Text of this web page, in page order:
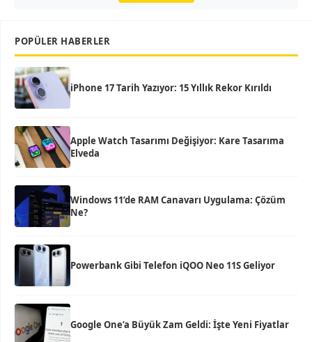
POPÜLER HABERLER
iPhone 17 Tarih Yazıyor: 15 Yıllık Rekor Kırıldı
Apple Watch Tasarımı Değişiyor: Kare Tasarıma
Elveda
Windows 11’de RAM Canavarı Uygulama: Çözüm
Ne?
Powerbank Gibi Telefon iQOO Neo 11S Geliyor
Google One’a Büyük Zam Geldi: İşte Yeni Fiyatlar